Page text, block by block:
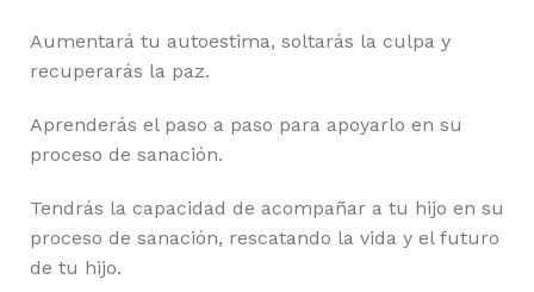
Aumentará tu autoestima, soltarás la culpa y
recuperarás la paz.
Aprenderás el paso a paso para apoyarlo en su
proceso de sanación.
Tendrás la capacidad de acompañar a tu hijo en su
proceso de sanación, rescatando la vida y el futuro
de tu hijo.